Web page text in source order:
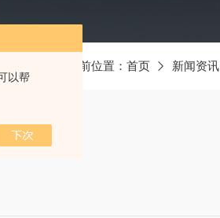
以帮
当前位置： 首页 新闻资讯